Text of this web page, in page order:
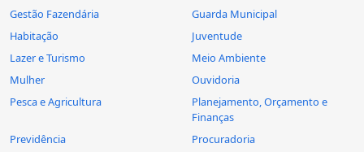
Gestão Fazendária
Guarda Municipal
Habitação
Juventude
Lazer e Turismo
Meio Ambiente
Mulher
Ouvidoria
Pesca e Agricultura
Planejamento, Orçamento e
Finanças
Previdência
Procuradoria